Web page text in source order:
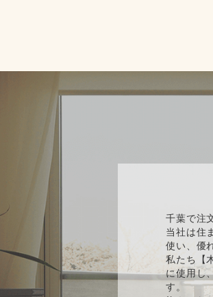
千葉で注
当社は住
使い、優
私たち【
に使用し
す。